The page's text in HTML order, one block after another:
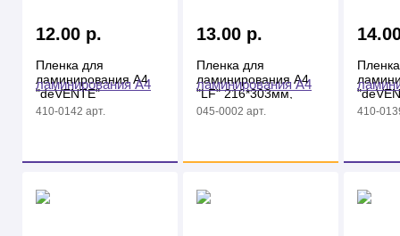
12.00 р.
Пленка для
ламинирования А4
"deVENTE"
216*303мм, 100мкм
410-0142 арт.
13.00 р.
Пленка для
ламинирования А4
"LF" 216*303мм,
100мкм
045-0002 арт. 410-